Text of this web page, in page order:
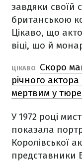
завдяки своїй
британською
Цікаво, що
віці, що й
ЦІКАВО
Скоро
річного
мертвим у
У 1972 році
показала
Королівської
представники